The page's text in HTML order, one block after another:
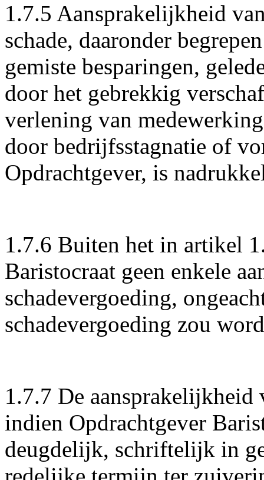
1.7.5 Aansprakelijkheid
schade, daaronder
gemiste besparingen,
door het gebrekkig
verlening van
door bedrijfsstagnatie of
Opdrachtgever, is
1.7.6 Buiten het in artikel
Baristocraat geen enkele
schadevergoeding,
schadevergoeding zou
1.7.7 De aansprakelijkheid
indien Opdrachtgever
deugdelijk, schriftelijk in